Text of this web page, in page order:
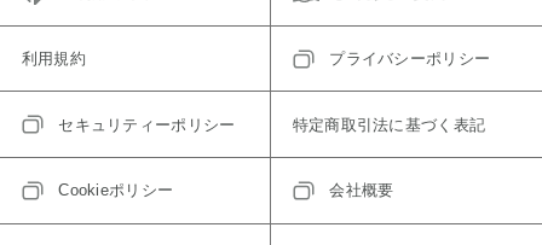
利用規約 プライバシーポリシー
セキュリティーポリシー 特定商取引法に基づく表記
Cookieポリシー 会社概要